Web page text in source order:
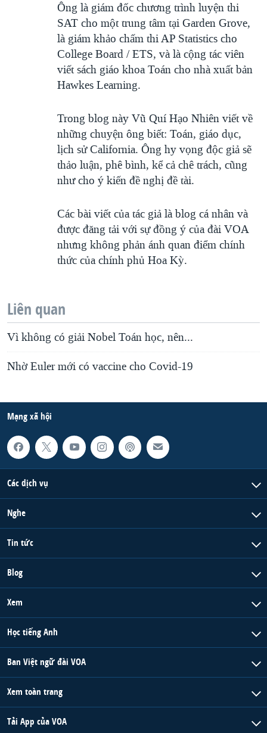
Ông là giám đốc chương trình luyện thi
SAT cho một trung tâm tại Garden Grove,
là giám khảo chấm thi AP Statistics cho
College Board / ETS, và là cộng tác viên
viết sách giáo khoa Toán cho nhà xuất bản
Hawkes Learning.
Trong blog này Vũ Quí Hạo Nhiên viết về
những chuyện ông biết: Toán, giáo dục,
lịch sử California. Ông hy vọng độc giả sẽ
thảo luận, phê bình, kể cả chê trách, cũng
như cho ý kiến đề nghị đề tài.
Các bài viết của tác giả là blog cá nhân và
được đăng tải với sự đồng ý của đài VOA
nhưng không phản ánh quan điểm chính
thức của chính phủ Hoa Kỳ.
Liên quan
Vì không có giải Nobel Toán học, nên...
Nhờ Euler mới có vaccine cho Covid-19
Mạng xã hội
Các dịch vụ
Nghe
Tin tức
Blog
Xem
Học tiếng Anh
Ban Việt ngữ đài VOA
Xem toàn trang
Tải App của VOA